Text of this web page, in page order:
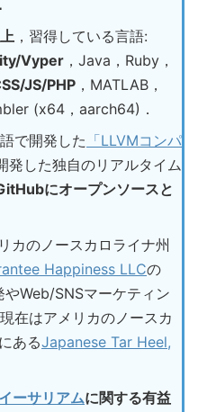
，習得している言語:
Vyper ，Java，Ruby，
JS/PHP ，MATLAB，
(x64，aarch64)．
で開発した 「LLVMコンパ
発した独自のリアルタイム
にオープンソースと
カのノースカロライナ州
Happiness LLCの
Web/SNSマーケティン
在はアメリカのノースカ
あるJapanese Tar Heel,
イーサリアムに関する有益